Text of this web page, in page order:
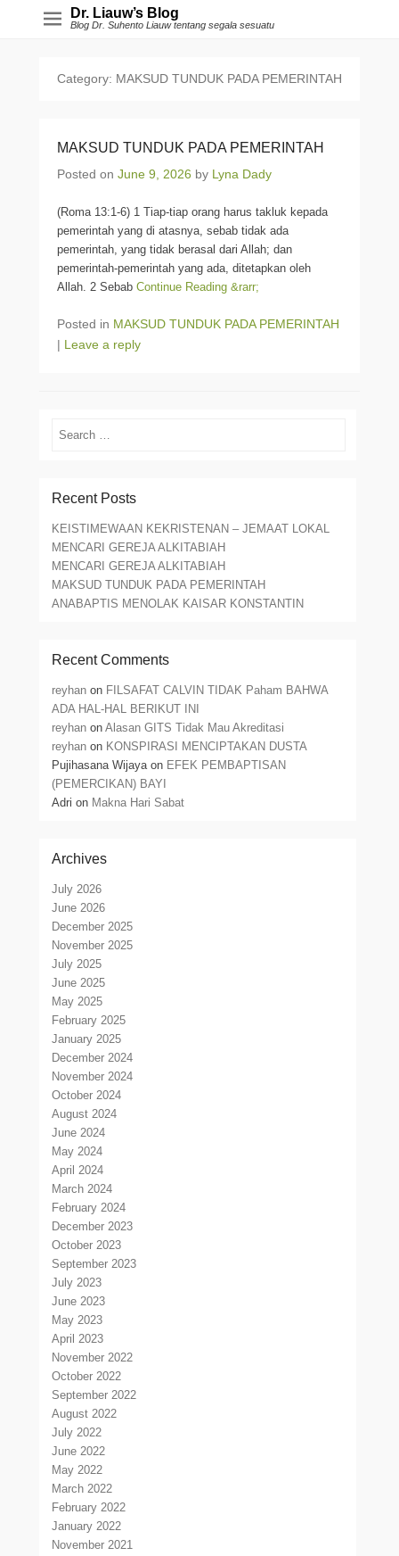
Dr. Liauw’s Blog
Blog Dr. Suhento Liauw tentang segala sesuatu
Category: MAKSUD TUNDUK PADA PEMERINTAH
MAKSUD TUNDUK PADA PEMERINTAH
Posted on June 9, 2026 by Lyna Dady
(Roma 13:1-6) 1 Tiap-tiap orang harus takluk kepada
pemerintah yang di atasnya, sebab tidak ada
pemerintah, yang tidak berasal dari Allah; dan
pemerintah-pemerintah yang ada, ditetapkan oleh
Allah. 2 Sebab Continue Reading &rarr;
Posted in MAKSUD TUNDUK PADA PEMERINTAH
| Leave a reply
Search
Recent Posts
KEISTIMEWAAN KEKRISTENAN – JEMAAT LOKAL
MENCARI GEREJA ALKITABIAH
MENCARI GEREJA ALKITABIAH
MAKSUD TUNDUK PADA PEMERINTAH
ANABAPTIS MENOLAK KAISAR KONSTANTIN
Recent Comments
reyhan on FILSAFAT CALVIN TIDAK Paham BAHWA
ADA HAL-HAL BERIKUT INI
reyhan onAlasan GITS Tidak Mau Akreditasi
reyhan on KONSPIRASI MENCIPTAKAN DUSTA
Pujihasana Wijayaon EFEK PEMBAPTISAN
(PEMERCIKAN) BAYI
Adri on Makna Hari Sabat
Archives
July 2026
June 2026
December 2025
November 2025
July 2025
June 2025
May 2025
February 2025
January 2025
December 2024
November 2024
October 2024
August 2024
June 2024
May 2024
April 2024
March 2024
February 2024
December 2023
October 2023
September 2023
July 2023
June 2023
May 2023
April 2023
November 2022
October 2022
September 2022
August 2022
July 2022
June 2022
May 2022
March 2022
February 2022
January 2022
November 2021